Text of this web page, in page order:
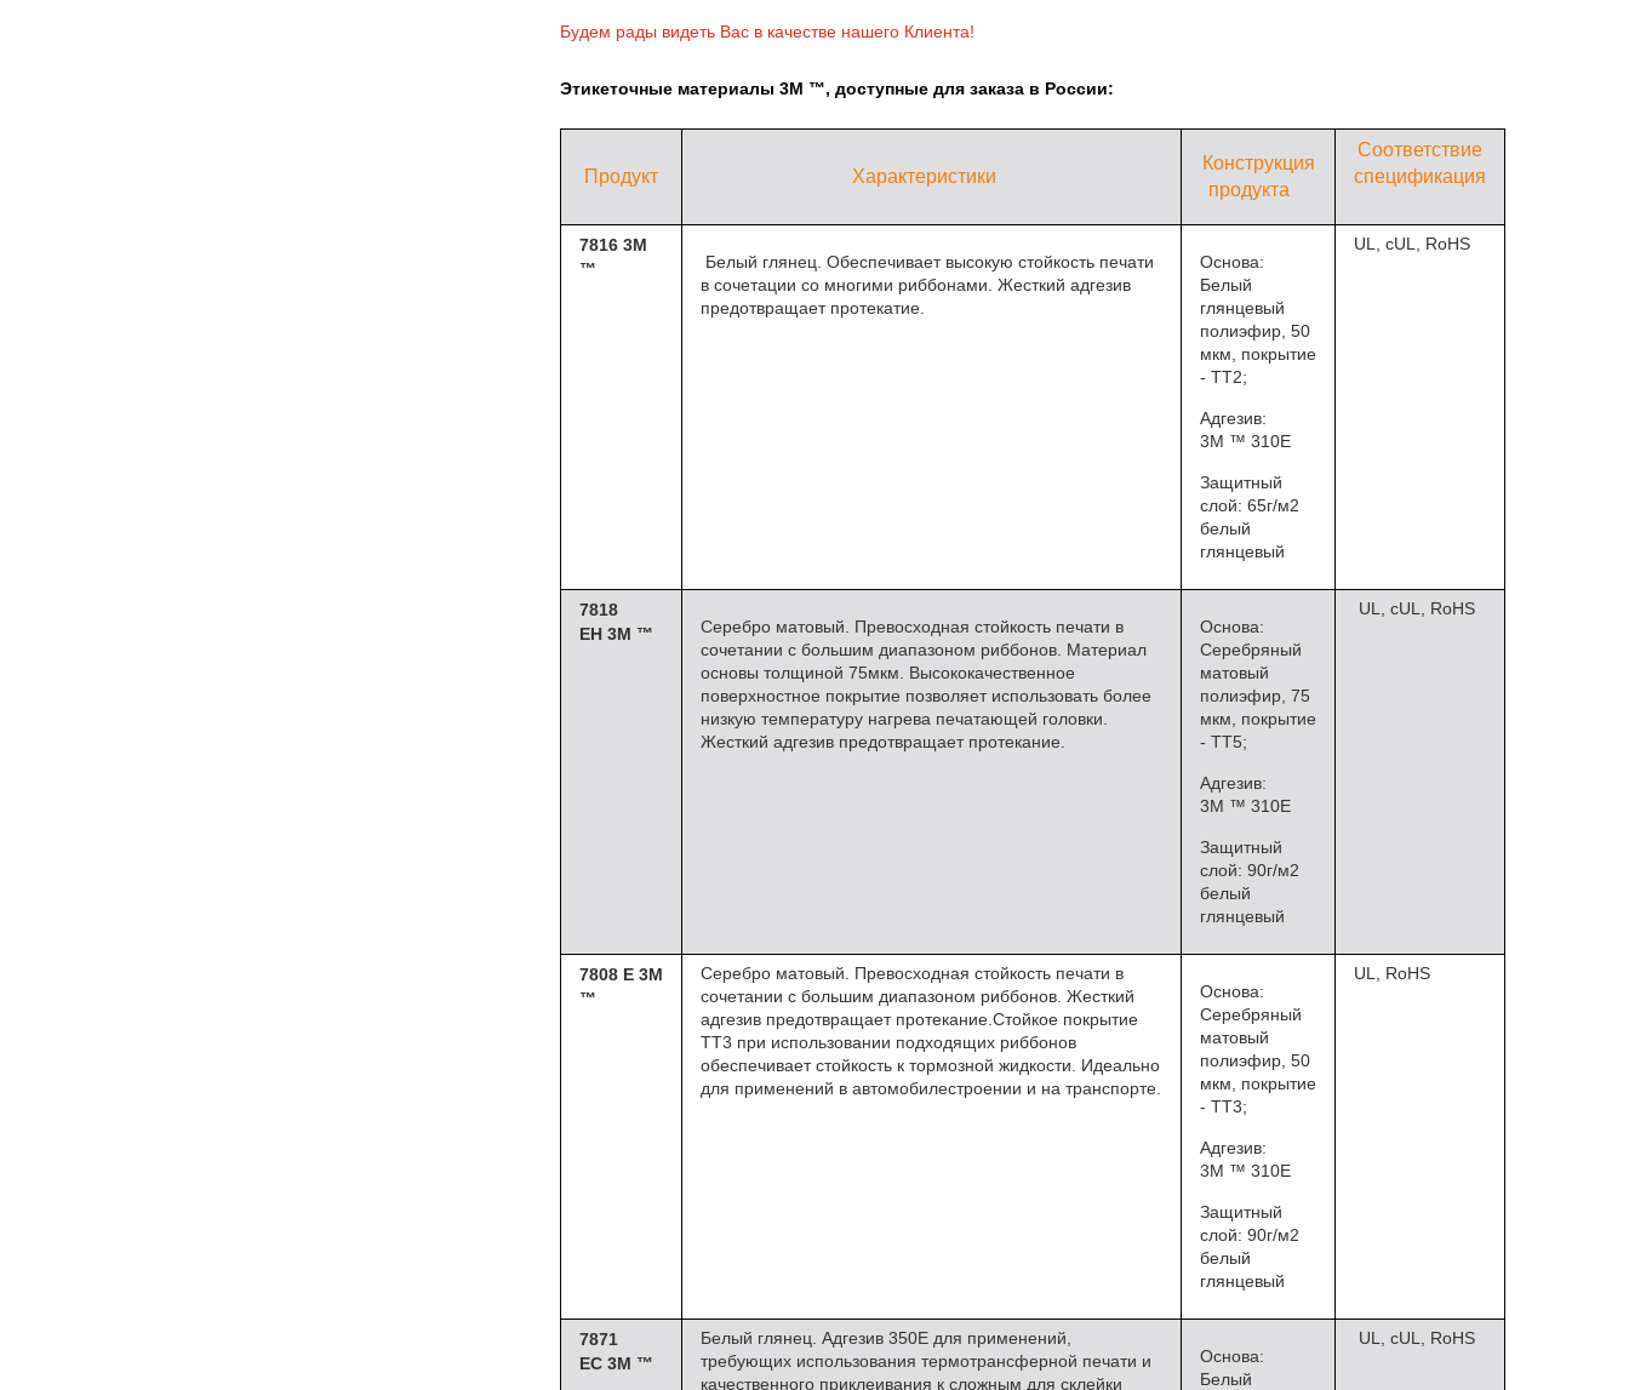
Будем рады видеть Вас в качестве нашего Клиента!
Этикеточные материалы 3М ™, доступные для заказа в России:
Продукт Характеристики
Конструкция
продукта
Соответствие
спецификация
7816 3M
™
Белый глянец. Обеспечивает высокую стойкость печати
в сочетации со многими риббонами. Жесткий адгезив
предотвращает протекатие.
Основа:
Белый
глянцевый
полиэфир, 50
мкм, покрытие
- ТТ2;
Адгезив:
3М ™ 310E
Защитный
слой: 65г/м2
белый
глянцевый
UL, cUL, RoHS
7818
EH 3M ™
Серебро матовый. Превосходная стойкость печати в
сочетании с большим диапазоном риббонов. Материал
основы толщиной 75мкм. Высококачественное
поверхностное покрытие позволяет использовать более
низкую температуру нагрева печатающей головки.
Жесткий адгезив предотвращает протекание.
Основа:
Серебряный
матовый
полиэфир, 75
мкм, покрытие
- ТТ5;
Адгезив:
3М ™ 310E
Защитный
слой: 90г/м2
белый
глянцевый
UL, cUL, RoHS
7808 E 3M
™
Серебро матовый. Превосходная стойкость печати в
сочетании с большим диапазоном риббонов. Жесткий
адгезив предотвращает протекание.Стойкое покрытие
ТТ3 при использовании подходящих риббонов
обеспечивает стойкость к тормозной жидкости. Идеально
для применений в автомобилестроении и на транспорте.
Основа:
Серебряный
матовый
полиэфир, 50
мкм, покрытие
- ТТ3;
Адгезив:
3М ™ 310E
Защитный
слой: 90г/м2
белый
глянцевый
UL, RoHS
7871
EC 3M ™
Белый глянец. Адгезив 350Е для применений,
требующих использования термотрансферной печати и
качественного приклеивания к сложным для склейки
Основа:
Белый
UL, cUL, RoHS